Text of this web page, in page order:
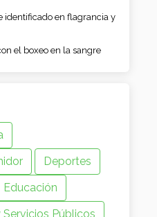
identificado en flagrancia y
el boxeo en la sangre
Deportes
Educación
Servicios Públicos